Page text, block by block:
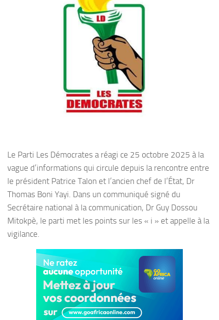
Le Parti Les Démocrates a réagi ce 25 octobre 2025 à la
vague d’informations qui circule depuis la rencontre entre
le président Patrice Talon et l’ancien chef de l’État, Dr
Thomas Boni Yayi. Dans un communiqué signé du
Secrétaire national à la communication, Dr Guy Dossou
Mitokpè, le parti met les points sur les « i » et appelle à la
vigilance.